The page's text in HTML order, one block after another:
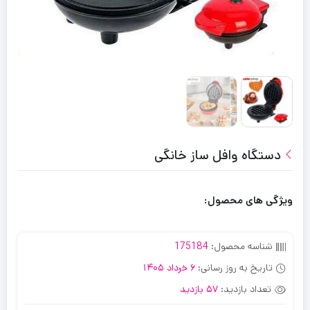
دستگاه وافل ساز خانگی
ویژگی های محصول:
شناسه محصول: 175184
تاریخ به روز رسانی: 6 خرداد 1405
تعداد بازدید: 57 بازدید